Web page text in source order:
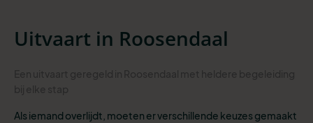
Uitvaart in Roosendaal
Als iemand overlijdt, moeten er verschillende keuzes gemaakt